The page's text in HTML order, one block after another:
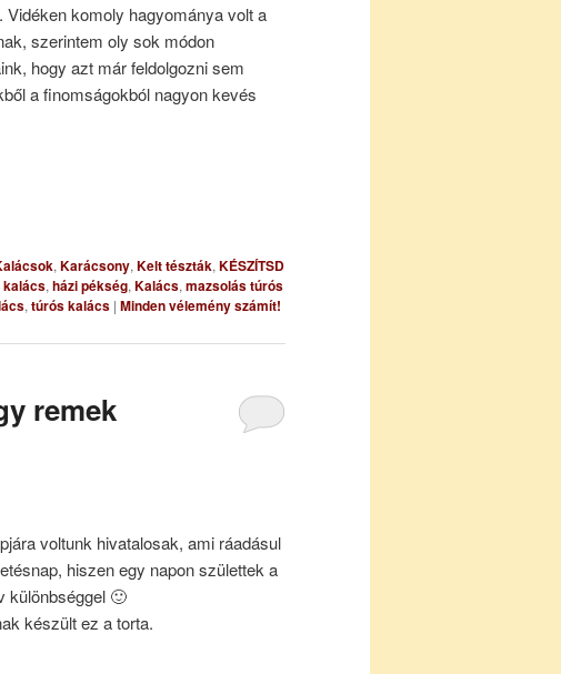
Vidéken komoly hagyománya volt a
szerintem oly sok módon
hogy azt már feldolgozni sem
a finomságokból nagyon kevés
,Karácsony,Kelt tészták,KÉSZÍTSD
,házi pékség,Kalács,mazsolás túrós
,túrós kalács | Minden vélemény számít!
remek
voltunk hivatalosak, ami ráadásul
hiszen egy napon születtek a
különbséggel 🙂
készült ez a torta.